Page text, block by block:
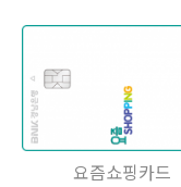
요즘쇼핑카드